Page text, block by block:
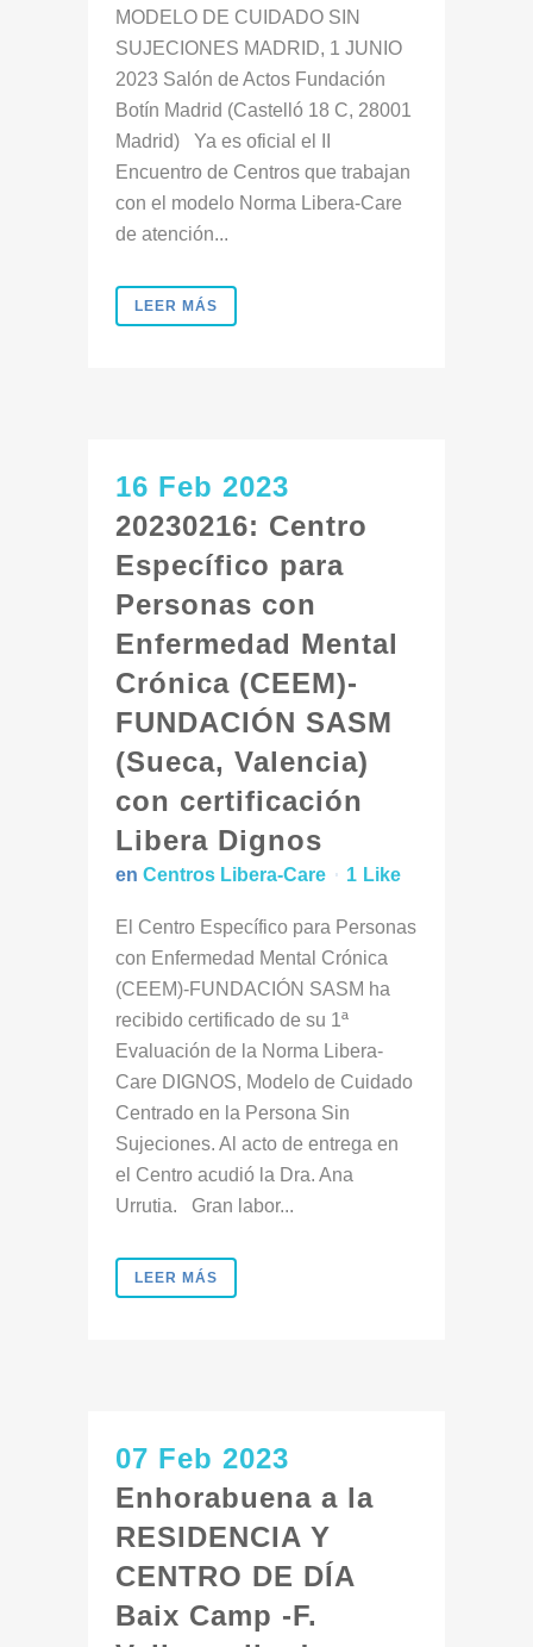
MODELO DE CUIDADO SIN
SUJECIONES MADRID, 1 JUNIO
2023 Salón de Actos Fundación
Botín Madrid (Castelló 18 C, 28001
Madrid) Ya es oficial el II
Encuentro de Centros que trabajan
con el modelo Norma Libera-Care
de atención...
LEER MÁS
16 Feb 2023
20230216: Centro
Específico para
Personas con
Enfermedad Mental
Crónica (CEEM)-
FUNDACIÓN SASM
(Sueca, Valencia)
con certificación
Libera Dignos
en Centros Libera-Care 1 Like
El Centro Específico para Personas
con Enfermedad Mental Crónica
(CEEM)-FUNDACIÓN SASM ha
recibido certificado de su 1ª
Evaluación de la Norma Libera-
Care DIGNOS, Modelo de Cuidado
Centrado en la Persona Sin
Sujeciones. Al acto de entrega en
el Centro acudió la Dra. Ana
Urrutia. Gran labor...
LEER MÁS
07 Feb 2023
Enhorabuena a la
RESIDENCIA Y
CENTRO DE DÍA
Baix Camp -F.